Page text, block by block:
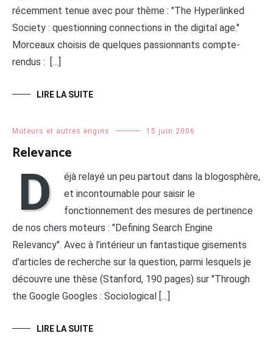
récemment tenue avec pour thème : "The Hyperlinked
Society : questionning connections in the digital age."
Morceaux choisis de quelques passionnants compte-
rendus : […]
LIRE LA SUITE
Moteurs et autres engins 15 juin 2006
Relevance
D
éjà relayé un peu partout dans la blogosphère,
et incontournable pour saisir le
fonctionnement des mesures de pertinence
de nos chers moteurs : "Defining Search Engine
Relevancy". Avec à l’intérieur un fantastique gisements
d’articles de recherche sur la question, parmi lesquels je
découvre une thèse (Stanford, 190 pages) sur "Through
the Google Googles : Sociological […]
LIRE LA SUITE